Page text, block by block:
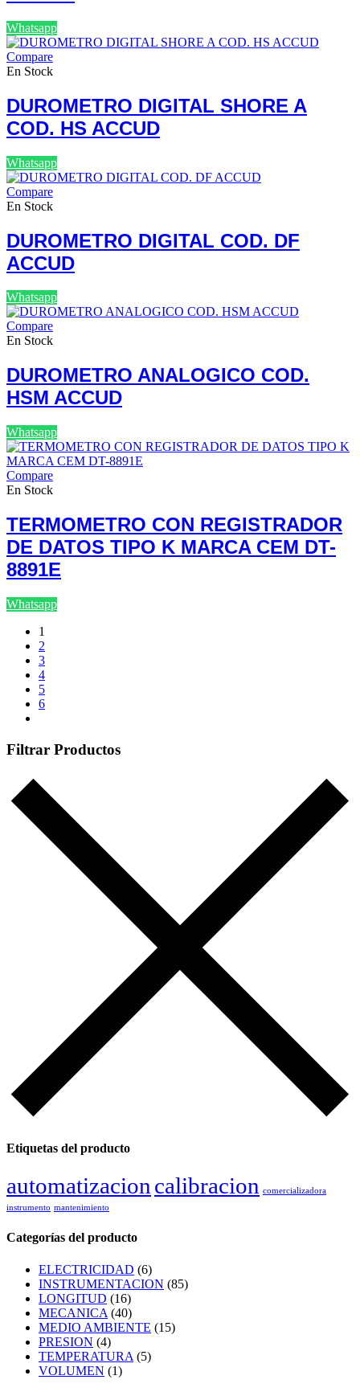
Whatsapp
Compare
En Stock
DUROMETRO DIGITAL SHORE A
COD. HS ACCUD
Whatsapp
Compare
En Stock
DUROMETRO DIGITAL COD. DF
ACCUD
Whatsapp
Compare
En Stock
DUROMETRO ANALOGICO COD.
HSM ACCUD
Whatsapp
Compare
En Stock
TERMOMETRO CON REGISTRADOR
DE DATOS TIPO K MARCA CEM DT-
8891E
Whatsapp
1
2
3
4
5
6
Filtrar Productos
Etiquetas del producto
automatizacion calibracion comercializadora
instrumento mantenimiento
Categorías del producto
ELECTRICIDAD (6)
INSTRUMENTACION (85)
LONGITUD (16)
MECANICA (40)
MEDIO AMBIENTE (15)
PRESION (4)
TEMPERATURA (5)
VOLUMEN (1)